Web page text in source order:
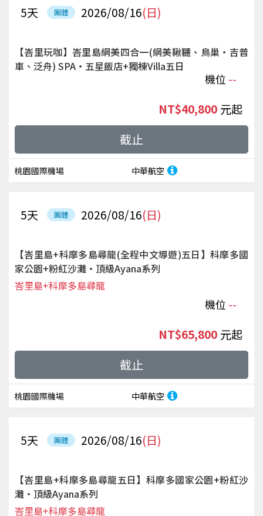
團體 2026/08/16(日)
5天
【峇里玩咖】峇里島網美四合一(網美鞦韆、鳥巢‧吉普
車、泛舟) SPA‧五星飯店+獨棟Villa五日
機位 --
桃園國際機場 中華航空
NT$40,800 起
截止
團體 2026/08/16(日)
5天
【峇里島+科摩多島尋龍(全程中文導遊)五日】科摩多國
家公園+粉紅沙灘‧頂級Ayana系列
機位 --
峇里島+科摩多島尋龍
桃園國際機場 中華航空
NT$65,800 起
截止
團體 2026/08/16(日)
5天
【峇里島+科摩多島尋龍五日】科摩多國家公園+粉紅沙
灘‧頂級Ayana系列
峇里島+科摩多島尋龍